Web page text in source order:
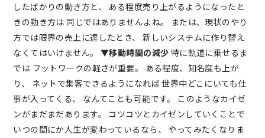
したばかりの動き方と、 ある程度売り上がるようになったと
きの動き方は 同じではありませんよね。 または、現状のやり
方では限界の売上に達したとき、 新しいシステムに作り替え
なくてはいけません。 ▼移動時間の減少 特に軌道に乗せるま
では フットワークの軽さが重要。 ある程度、知名度も上が
り、 ネットで集客できるようになれば 世界中どこにいても仕
事が入ってくる、 なんてことも可能です。 このようなカイゼ
ンがまだまだあります。 コツコツとカイゼンしていくことで
いつの間にか人生が変わっているなら、 やってみたくなりま